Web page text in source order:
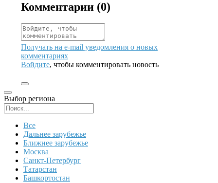
Комментарии (0)
Получать на e‑mail уведомления о новых
комментариях
Войдите, чтобы комментировать новость
Выбор региона
Все
Дальнее зарубежье
Ближнее зарубежье
Москва
Санкт-Петербург
Татарстан
Башкортостан